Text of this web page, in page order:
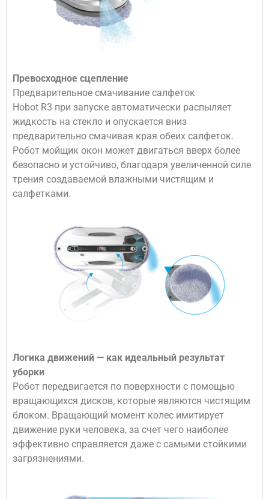
Превосходное сцепление
Предварительное смачивание салфеток
Hobot R3 при запуске автоматически распыляет
жидкость на стекло и опускается вниз
предварительно смачивая края обеих салфеток.
Робот мойщик окон может двигаться вверх более
безопасно и устойчиво, благодаря увеличенной силе
трения создаваемой влажными чистящим и
салфетками.
Логика движений — как идеальный результат
уборки
Робот передвигается по поверхности с помощью
вращающихся дисков, которые являются чистящим
блоком. Вращающий момент колес имитирует
движение руки человека, за счет чего наиболее
эффективно справляется даже с самыми стойкими
загрязнениями.